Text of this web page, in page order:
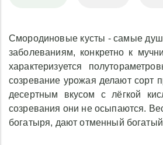
Смородиновые кусты - самые
заболеваниям, конкретно к
характеризуется
созревание урожая делают сорт
десертным вкусом с лёгкой
созревания они не осыпаются.
богатыря, дают отменный